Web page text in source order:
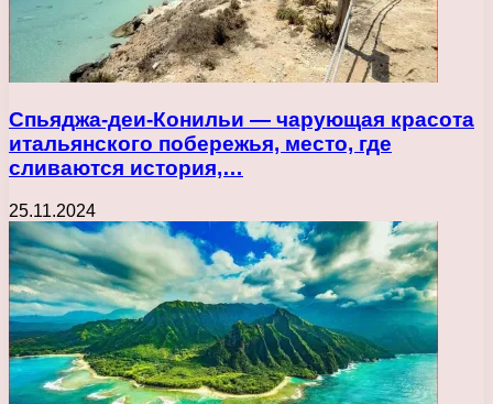
Спьяджа-деи-Конильи — чарующая красота
итальянского побережья, место, где
сливаются история,…
25.11.2024